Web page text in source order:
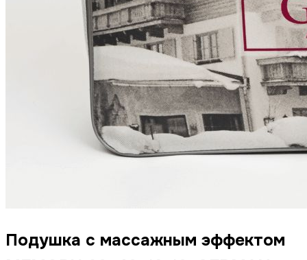
Подушка с массажным эффектом